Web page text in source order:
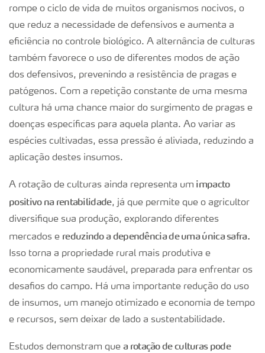
rompe o ciclo de vida de muitos organismos nocivos, o
que reduz a necessidade de defensivos e aumenta a
eficiência no controle biológico. A alternância de culturas
também favorece o uso de diferentes modos de ação
dos defensivos, prevenindo a resistência de pragas e
patógenos. Com a repetição constante de uma mesma
cultura há uma chance maior do surgimento de pragas e
doenças específicas para aquela planta. Ao variar as
espécies cultivadas, essa pressão é aliviada, reduzindo a
aplicação destes insumos.
A rotação de culturas ainda representa um impacto
positivo na rentabilidade, já que permite que o agricultor
diversifique sua produção, explorando diferentes
mercados e reduzindo a dependência de uma única safra.
Isso torna a propriedade rural mais produtiva e
economicamente saudável, preparada para enfrentar os
desafios do campo. Há uma importante redução do uso
de insumos, um manejo otimizado e economia de tempo
e recursos, sem deixar de lado a sustentabilidade.
Estudos demonstram que a rotação de culturas pode